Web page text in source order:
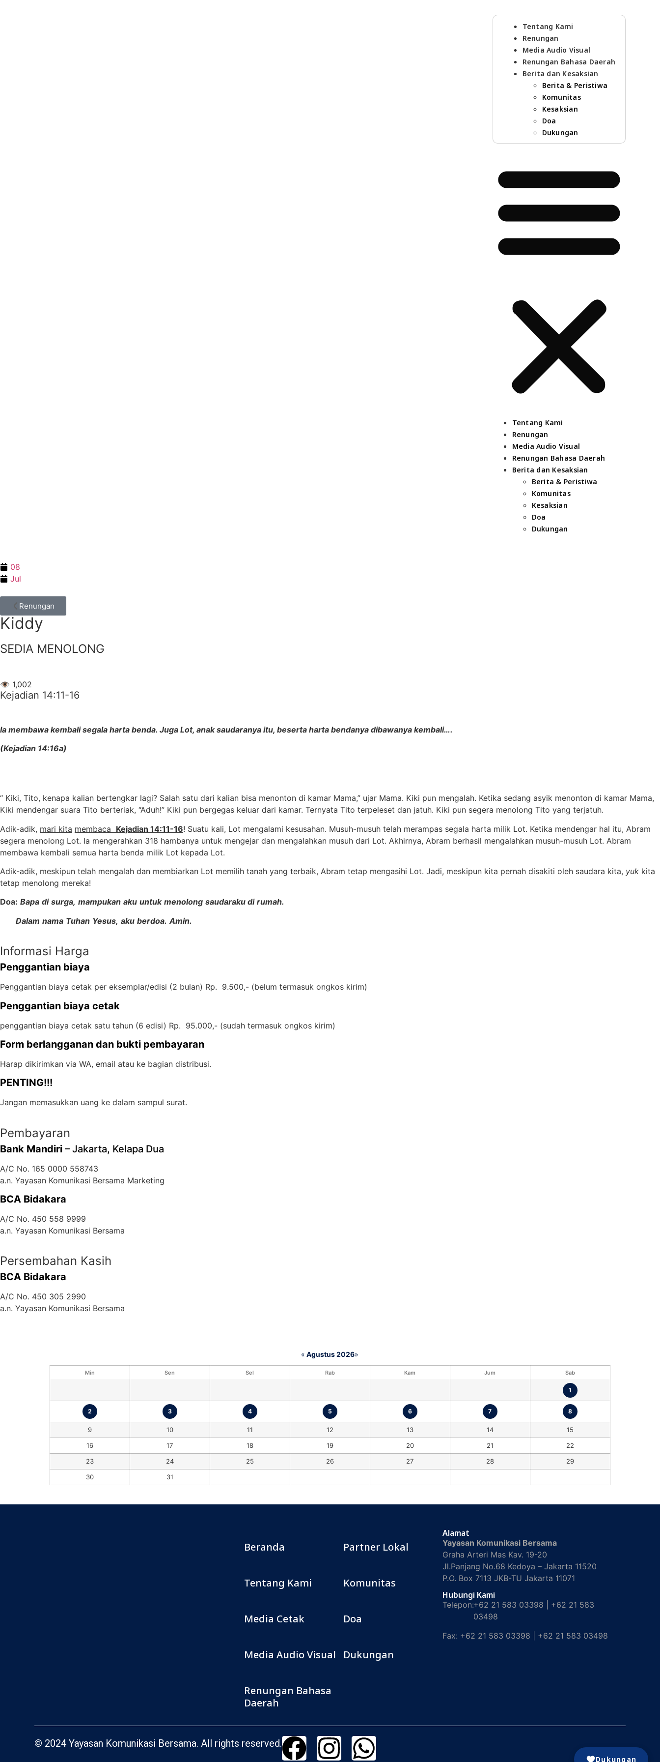
Tentang Kami
Renungan
Media Audio Visual
Renungan Bahasa Daerah
Berita dan Kesaksian
Berita & Peristiwa
Komunitas
Kesaksian
Doa
Dukungan
Tentang Kami
Renungan
Media Audio Visual
Renungan Bahasa Daerah
Berita dan Kesaksian
Berita & Peristiwa
Komunitas
Kesaksian
Doa
Dukungan
08
Jul
Renungan
Kiddy
SEDIA MENOLONG
👁 1,002
Kejadian 14:11-16
Ia membawa kembali segala harta benda. Juga Lot, anak saudaranya itu, beserta harta bendanya dibawanya kembali….
(Kejadian 14:16a)
“ Kiki, Tito, kenapa kalian bertengkar lagi? Salah satu dari kalian bisa menonton di kamar Mama,” ujar Mama. Kiki pun mengalah. Ketika sedang asyik menonton di kamar Mama,
Kiki mendengar suara Tito berteriak, “Aduh!” Kiki pun bergegas keluar dari kamar. Ternyata Tito terpeleset dan jatuh. Kiki pun segera menolong Tito yang terjatuh.
Adik-adik, mari kita membaca Kejadian 14:11-16! Suatu kali, Lot mengalami kesusahan. Musuh-musuh telah merampas segala harta milik Lot. Ketika mendengar hal itu, Abram
segera menolong Lot. Ia mengerahkan 318 hambanya untuk mengejar dan mengalahkan musuh dari Lot. Akhirnya, Abram berhasil mengalahkan musuh-musuh Lot. Abram
membawa kembali semua harta benda milik Lot kepada Lot.
Adik-adik, meskipun telah mengalah dan membiarkan Lot memilih tanah yang terbaik, Abram tetap mengasihi Lot. Jadi, meskipun kita pernah disakiti oleh saudara kita, yuk kita
tetap menolong mereka!
Doa: Bapa di surga, mampukan aku untuk menolong saudaraku di rumah.
Dalam nama Tuhan Yesus, aku berdoa. Amin.
Informasi Harga
Penggantian biaya
Penggantian biaya cetak per eksemplar/edisi (2 bulan) Rp. 9.500,- (belum termasuk ongkos kirim)
Penggantian biaya cetak
penggantian biaya cetak satu tahun (6 edisi) Rp. 95.000,- (sudah termasuk ongkos kirim)
Form berlangganan dan bukti pembayaran
Harap dikirimkan via WA, email atau ke bagian distribusi.
PENTING!!!
Jangan memasukkan uang ke dalam sampul surat.
Pembayaran
Bank Mandiri – Jakarta, Kelapa Dua
A/C No. 165 0000 558743
a.n. Yayasan Komunikasi Bersama Marketing
BCA Bidakara
A/C No. 450 558 9999
a.n. Yayasan Komunikasi Bersama
Persembahan Kasih
BCA Bidakara
A/C No. 450 305 2990
a.n. Yayasan Komunikasi Bersama
« Agustus 2026»
Min Sen Sel Rab Kam Jum Sab
1
2 3 4 5 6 7 8
9 10 11 12 13 14
15
16
17 18 19 20 21
22
23
24 25 26 27 28
29
30
31
Beranda
Tentang Kami
Media Cetak
Media Audio Visual
Renungan Bahasa
Daerah
Partner Lokal
Komunitas
Doa
Dukungan
Alamat
Yayasan Komunikasi Bersama
Graha Arteri Mas Kav. 19-20
Jl.Panjang No.68 Kedoya – Jakarta 11520
P.O. Box 7113 JKB-TU Jakarta 11071
Hubungi Kami
Telepon:+62 21 583 03398 | +62 21 583
03498
Fax: +62 21 583 03398 | +62 21 583 03498
© 2024 Yayasan Komunikasi Bersama. All rights reserved.
Dukungan